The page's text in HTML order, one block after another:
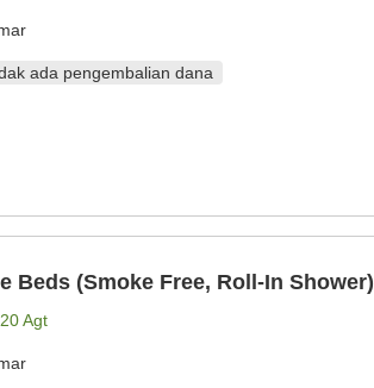
ada pengembalian dana
Beds (Smoke Free, Roll-In Shower)
20 Agt